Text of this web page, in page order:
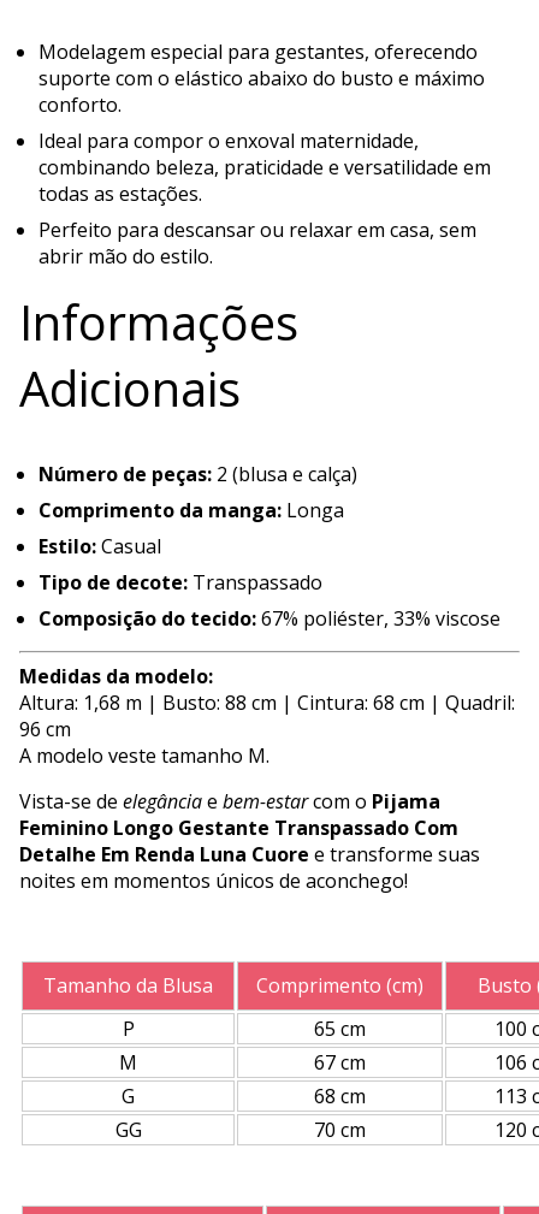
Modelagem especial para gestantes, oferecendo
suporte com o elástico abaixo do busto e máximo
conforto.
Ideal para compor o enxoval maternidade,
combinando beleza, praticidade e versatilidade em
todas as estações.
Perfeito para descansar ou relaxar em casa, sem
abrir mão do estilo.
Informações
Adicionais
Número de peças: 2 (blusa e calça)
Comprimento da manga: Longa
Estilo:Casual
Tipo de decote: Transpassado
Composição do tecido:67% poliéster, 33% viscose
Medidas da modelo:
Altura: 1,68 m | Busto: 88 cm | Cintura: 68 cm | Quadril:
96 cm
A modelo veste tamanho M.
Vista-se de elegânciae bem-estarcom o Pijama
Feminino Longo Gestante Transpassado Com
Detalhe Em Renda Luna Cuore e transforme suas
noites em momentos únicos de aconchego!
Tamanho da Blusa Comprimento (cm)
Busto
P
65 cm
100
M
67 cm
106
G
68 cm
113
GG
70 cm 120